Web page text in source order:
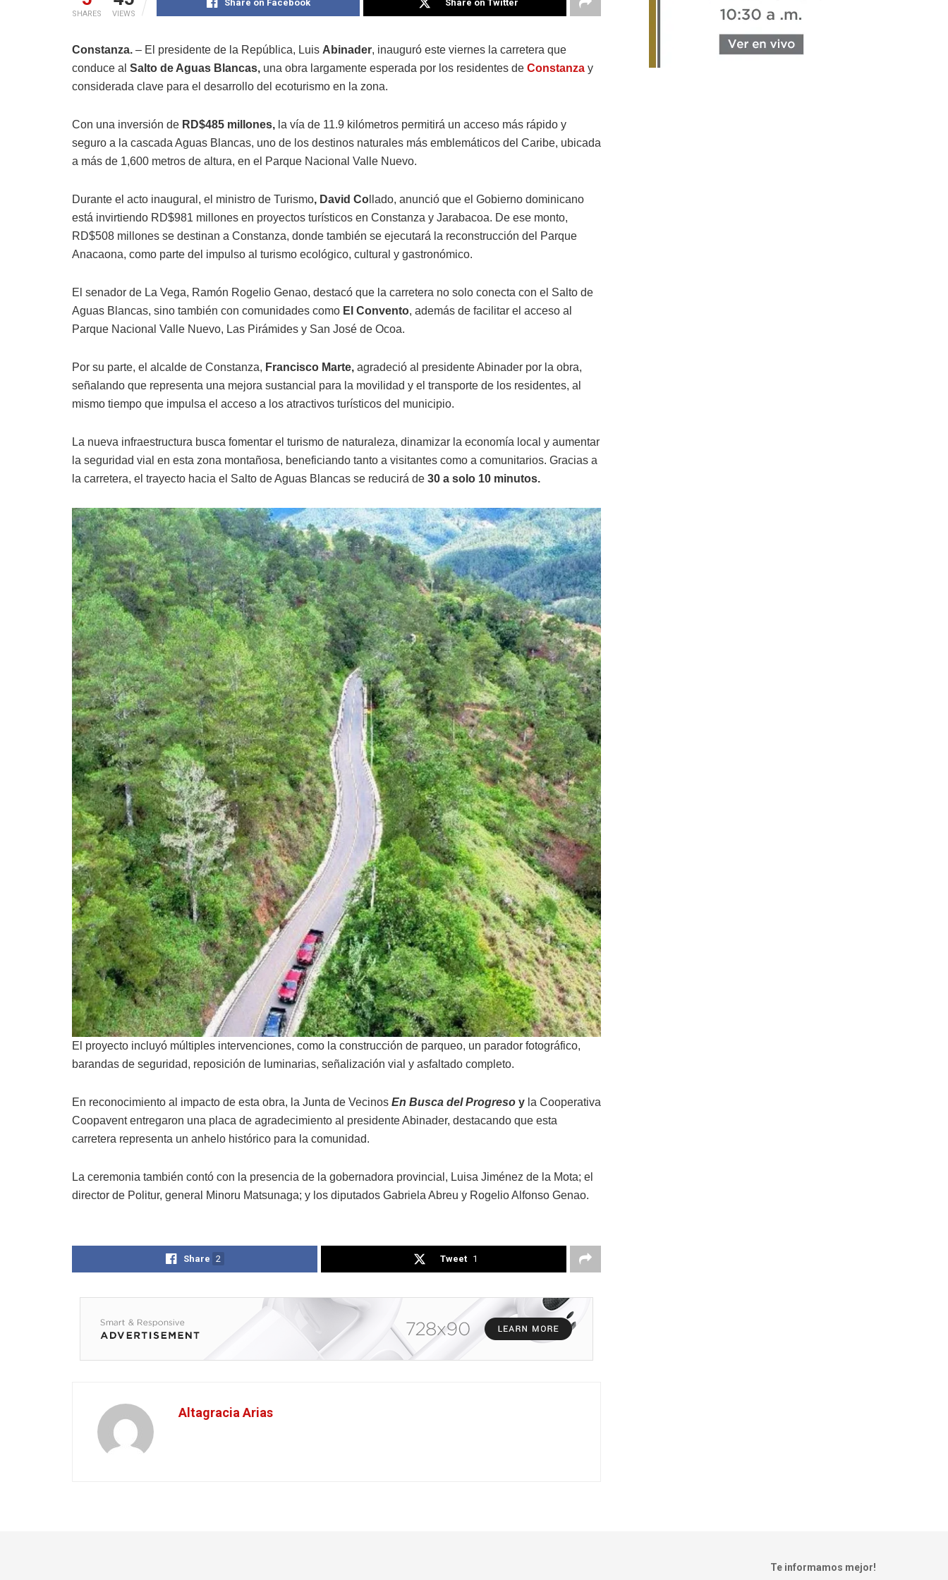
SHARES VIEWS
Share on Facebook Share on Twitter
Constanza. – El presidente de la República, Luis Abinader, inauguró este viernes la carretera que
conduce al Salto de Aguas Blancas, una obra largamente esperada por los residentes de Constanza y
considerada clave para el desarrollo del ecoturismo en la zona.
Con una inversión de RD$485 millones, la vía de 11.9 kilómetros permitirá un acceso más rápido y
seguro a la cascada Aguas Blancas, uno de los destinos naturales más emblemáticos del Caribe, ubicada
a más de 1,600 metros de altura, en el Parque Nacional Valle Nuevo.
Durante el acto inaugural, el ministro de Turismo, David Co llado, anunció que el Gobierno dominicano
está invirtiendo RD$981 millones en proyectos turísticos en Constanza y Jarabacoa. De ese monto,
RD$508 millones se destinan a Constanza, donde también se ejecutará la reconstrucción del Parque
Anacaona, como parte del impulso al turismo ecológico, cultural y gastronómico.
El senador de La Vega, Ramón Rogelio Genao, destacó que la carretera no solo conecta con el Salto de
Aguas Blancas, sino también con comunidades como El Convento, además de facilitar el acceso al
Parque Nacional Valle Nuevo, Las Pirámides y San José de Ocoa.
Por su parte, el alcalde de Constanza, Francisco Marte, agradeció al presidente Abinader por la obra,
señalando que representa una mejora sustancial para la movilidad y el transporte de los residentes, al
mismo tiempo que impulsa el acceso a los atractivos turísticos del municipio.
La nueva infraestructura busca fomentar el turismo de naturaleza, dinamizar la economía local y aumentar
la seguridad vial en esta zona montañosa, beneficiando tanto a visitantes como a comunitarios. Gracias a
la carretera, el trayecto hacia el Salto de Aguas Blancas se reducirá de 30 a solo 10 minutos.
El proyecto incluyó múltiples intervenciones, como la construcción de parqueo, un parador fotográfico,
barandas de seguridad, reposición de luminarias, señalización vial y asfaltado completo.
En reconocimiento al impacto de esta obra, la Junta de Vecinos En Busca del Progreso y la Cooperativa
Coopavent entregaron una placa de agradecimiento al presidente Abinader, destacando que esta
carretera representa un anhelo histórico para la comunidad.
La ceremonia también contó con la presencia de la gobernadora provincial, Luisa Jiménez de la Mota; el
director de Politur, general Minoru Matsunaga; y los diputados Gabriela Abreu y Rogelio Alfonso Genao.
Share 2 Tweet 1
Altagracia Arias
Te informamos mejor!